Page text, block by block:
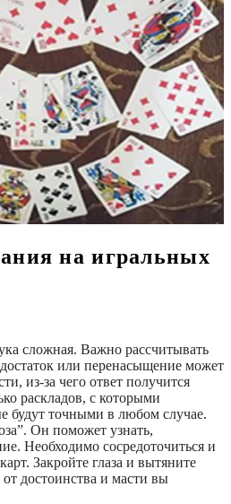
на игральных
сложная. Важно рассчитывать
или перенасыщение может
из-за чего ответ получится
раскладов, с которыми
будут точными в любом случае.
Он поможет узнать,
Необходимо сосредоточиться и
Закройте глаза и вытяните
достоинства и масти вы